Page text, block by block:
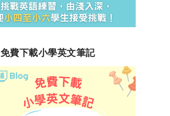
免費下載小學英文筆記